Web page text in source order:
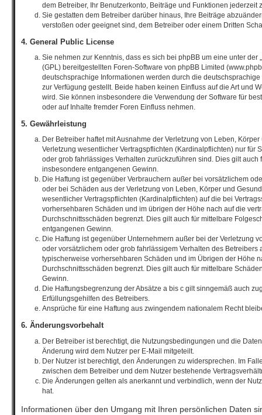
dem Betreiber, Ihr Benutzerkonto, Beiträge und Funktionen jederzeit
Sie gestatten dem Betreiber darüber hinaus, Ihre Beiträge
verstoßen oder geeignet sind, dem Betreiber oder einem Dritten
4. General Public License
Sie nehmen zur Kenntnis, dass es sich bei phpBB um eine unter der „
(GPL) bereitgestellten Foren-Software von phpBB Limited
deutschsprachige Informationen werden durch die
zur Verfügung gestellt. Beide haben keinen Einfluss auf die Art und
wird. Sie können insbesondere die Verwendung der Software für
oder auf Inhalte fremder Foren Einfluss nehmen.
5. Gewährleistung
Der Betreiber haftet mit Ausnahme der Verletzung von Leben,
Verletzung wesentlicher Vertragspflichten (Kardinalpflichten) nur für
oder grob fahrlässiges Verhalten zurückzuführen sind. Dies gilt
insbesondere entgangenen Gewinn.
Die Haftung ist gegenüber Verbrauchern außer bei vorsätzlichem
oder bei Schäden aus der Verletzung von Leben, Körper und
wesentlicher Vertragspflichten (Kardinalpflichten) auf die bei
vorhersehbaren Schäden und im übrigen der Höhe nach auf die
Durchschnittsschäden begrenzt. Dies gilt auch für mittelbare
entgangenen Gewinn.
Die Haftung ist gegenüber Unternehmern außer bei der Verletzung
oder vorsätzlichem oder grob fahrlässigem Verhalten des Betreibers
typischerweise vorhersehbaren Schäden und im Übrigen der Höhe
Durchschnittsschäden begrenzt. Dies gilt auch für mittelbare
Gewinn.
Die Haftungsbegrenzung der Absätze a bis c gilt sinngemäß auch
Erfüllungsgehilfen des Betreibers.
Ansprüche für eine Haftung aus zwingendem nationalem Recht
6. Änderungsvorbehalt
Der Betreiber ist berechtigt, die Nutzungsbedingungen und die
Änderung wird dem Nutzer per E-Mail mitgeteilt.
Der Nutzer ist berechtigt, den Änderungen zu widersprechen. Im
zwischen dem Betreiber und dem Nutzer bestehende
Die Änderungen gelten als anerkannt und verbindlich, wenn der
hat.
Informationen über den Umgang mit Ihren persönlichen Daten